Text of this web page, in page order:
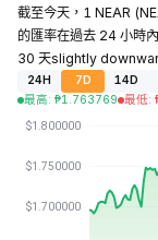
截至今天，1 NEAR
的匯率在過去 24 小時
30 天slightly
24H 7D 14D
最高: ₱1.763769 最低: